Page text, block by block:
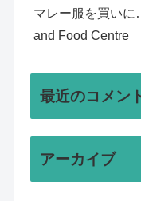
マレー服を買い
and Food Centre
最近のコメン
アーカイブ